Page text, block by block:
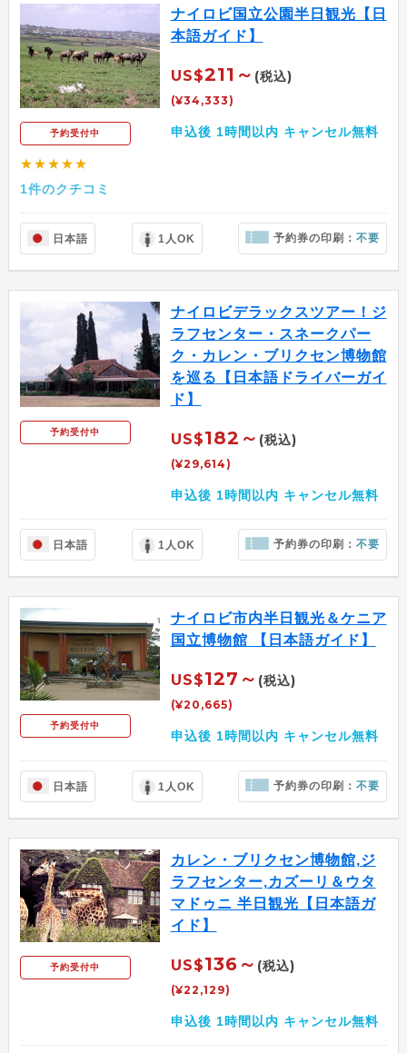
予約受付中
★★★★★
1件のクチコミ
ナイロビ国立公園半日観光【日
本語ガイド】
US$211～ (税込)
(¥34,333)
申込後 1時間以内 キャンセル無料
日本語 1人OK 予約券の印刷：不要
予約受付中
ナイロビデラックスツアー！ジ
ラフセンター・スネークパー
ク・カレン・ブリクセン博物館
を巡る【日本語ドライバーガイ
ド】
US$182～ (税込)
(¥29,614)
申込後 1時間以内 キャンセル無料
日本語 1人OK 予約券の印刷：不要
予約受付中
ナイロビ市内半日観光＆ケニア
国立博物館 【日本語ガイド】
US$127～ (税込)
(¥20,665)
申込後 1時間以内 キャンセル無料
日本語 1人OK 予約券の印刷：不要
予約受付中
カレン・ブリクセン博物館,ジ
ラフセンター,カズーリ＆ウタ
マドゥニ 半日観光【日本語ガ
イド】
US$136～ (税込)
(¥22,129)
申込後 1時間以内 キャンセル無料